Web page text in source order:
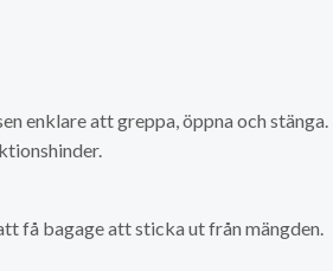
enklare att greppa, öppna och stänga.
få bagage att sticka ut från mängden.